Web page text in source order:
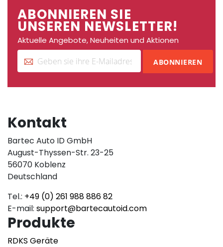
ABONNIEREN SIE
UNSEREN NEWSLETTER!
Aktuelle Angebote, Neuheiten und Aktionen
ABONNIEREN
Kontakt
Bartec Auto ID GmbH
August-Thyssen-Str. 23-25
56070 Koblenz
Deutschland
Tel.: +49 (0) 261 988 886 82
E-mail: support@bartecautoid.com
Produkte
RDKS Geräte